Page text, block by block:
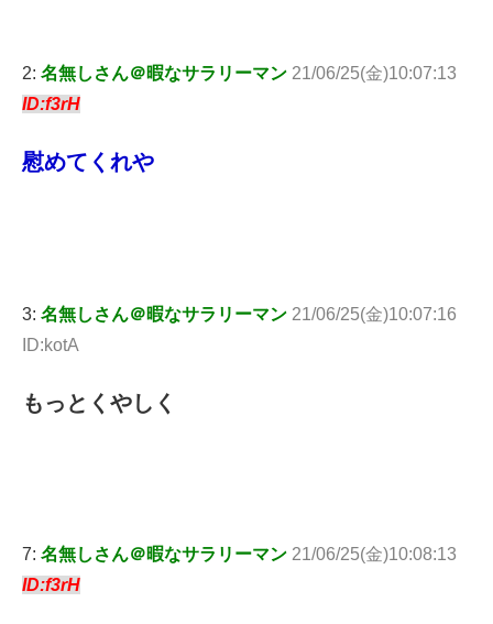
2: 名無しさん＠暇なサラリーマン 21/06/25(金)10:07:13
ID:f3rH
慰めてくれや
3: 名無しさん＠暇なサラリーマン 21/06/25(金)10:07:16
ID:kotA
もっとくやしく
7: 名無しさん＠暇なサラリーマン 21/06/25(金)10:08:13
ID:f3rH